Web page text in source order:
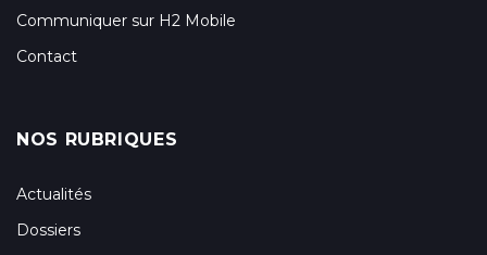
Communiquer sur H2 Mobile
Contact
NOS RUBRIQUES
Actualités
Dossiers